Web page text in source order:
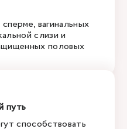
вагинальных
слизи и
половых
путь
способствовать